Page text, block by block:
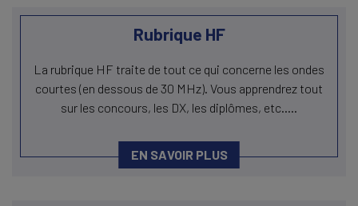
Rubrique HF
La rubrique HF traite de tout ce qui concerne les ondes
courtes (en dessous de 30 MHz). Vous apprendrez tout
sur les concours, les DX, les diplômes, etc.....
EN SAVOIR PLUS